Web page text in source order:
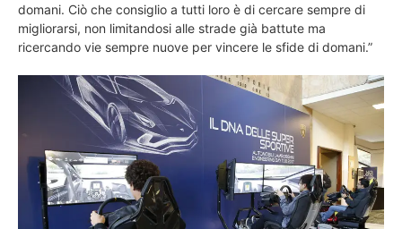
domani. Ciò che consiglio a tutti loro è di cercare sempre di
migliorarsi, non limitandosi alle strade già battute ma
ricercando vie sempre nuove per vincere le sfide di domani.”